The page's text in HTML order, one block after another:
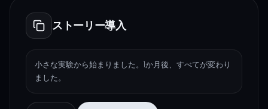
ストーリー導入
小さな実験から始まりました。1か月後、すべてが変わり
ました。